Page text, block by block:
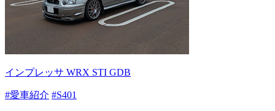
インプレッサ WRX STI GDB
#愛車紹介 #S401